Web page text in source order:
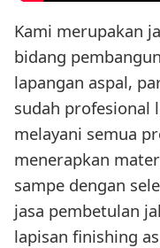
Kami merupakan
bidang
lapangan aspal,
sudah profesional
melayani semua
menerapkan
sampe dengan
jasa pembetulan
lapisan finishing